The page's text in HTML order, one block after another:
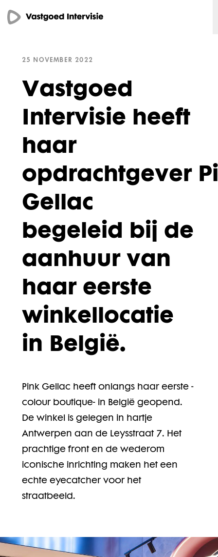
25 NOVEMBER 2022
Vastgoed
Intervisie heeft
haar
opdrachtgever
Gellac
begeleid bij de
aanhuur van
haar eerste
winkellocatie
in België.
Pink Gellac heeft onlangs haar eerste -
colour boutique- in België geopend.
De winkel is gelegen in hartje
Antwerpen aan de Leysstraat 7. Het
prachtige front en de wederom
iconische inrichting maken het een
echte eyecatcher voor het
straatbeeld.